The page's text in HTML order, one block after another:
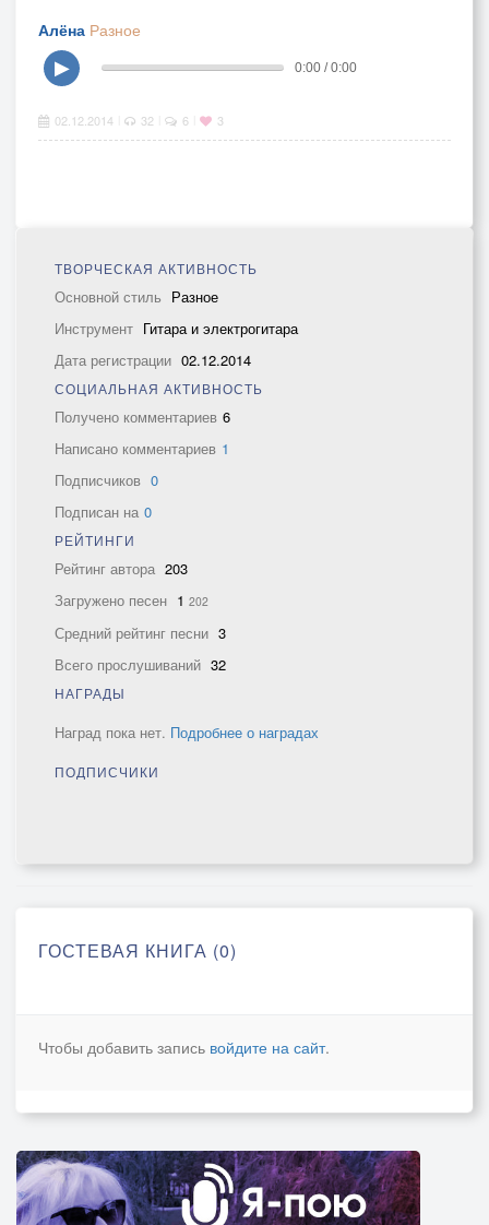
Алёна Разное
▶
0:00 / 0:00
02.12.2014 32 6 3
ТВОРЧЕСКАЯ АКТИВНОСТЬ
Основной стиль Разное
Инструмент Гитара и электрогитара
Дата регистрации 02.12.2014
СОЦИАЛЬНАЯ АКТИВНОСТЬ
Получено комментариев 6
Написано комментариев 1
Подписчиков 0
Подписан на 0
РЕЙТИНГИ
Рейтинг автора 203
Загружено песен 1 202
Средний рейтинг песни 3
Всего прослушиваний 32
НАГРАДЫ
Наград пока нет. Подробнее о наградах
ПОДПИСЧИКИ
ГОСТЕВАЯ КНИГА (0)
Чтобы добавить запись войдите на сайт.